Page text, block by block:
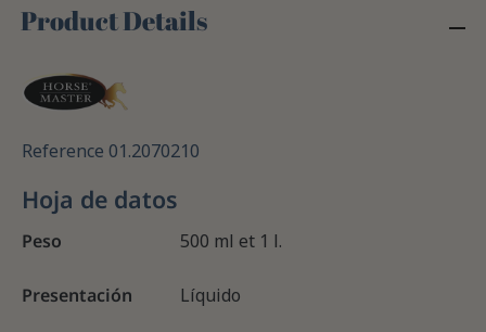
Product Details
Reference 01.2070210
Hoja de datos
Peso 500 ml et 1 l.
Presentación Líquido